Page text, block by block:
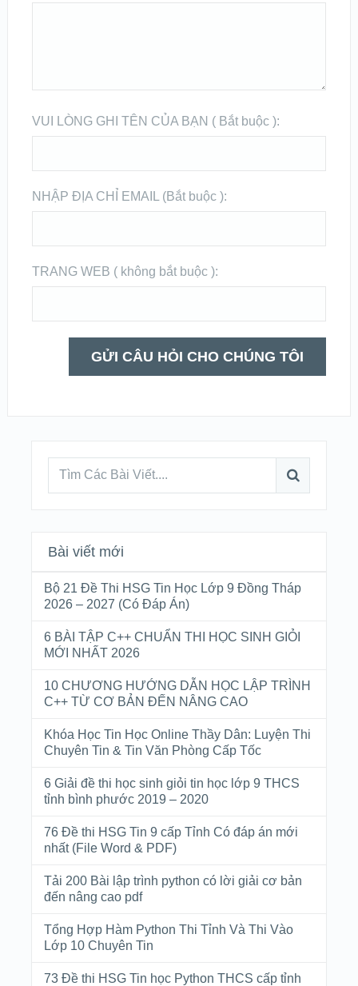
VUI LÒNG GHI TÊN CỦA BẠN ( Bắt buộc ):
NHẬP ĐỊA CHỈ EMAIL (Bắt buộc ):
TRANG WEB ( không bắt buộc ):
Bài viết mới
Bộ 21 Đề Thi HSG Tin Học Lớp 9 Đồng Tháp
2026 – 2027 (Có Đáp Án)
6 BÀI TẬP C++ CHUẨN THI HỌC SINH GIỎI
MỚI NHẤT 2026
10 CHƯƠNG HƯỚNG DẪN HỌC LẬP TRÌNH
C++ TỪ CƠ BẢN ĐẾN NÂNG CAO
Khóa Học Tin Học Online Thầy Dân: Luyện Thi
Chuyên Tin & Tin Văn Phòng Cấp Tốc
6 Giải đề thi học sinh giỏi tin học lớp 9 THCS
tỉnh bình phước 2019 – 2020
76 Đề thi HSG Tin 9 cấp Tỉnh Có đáp án mới
nhất (File Word & PDF)
Tải 200 Bài lập trình python có lời giải cơ bản
đến nâng cao pdf
Tổng Hợp Hàm Python Thi Tỉnh Và Thi Vào
Lớp 10 Chuyên Tin
73 Đề thi HSG Tin học Python THCS cấp tỉnh